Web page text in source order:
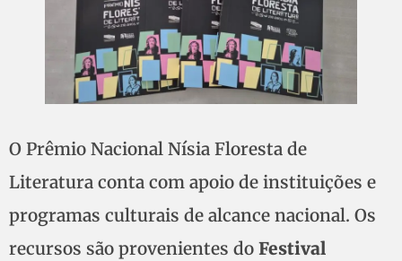
O Prêmio Nacional Nísia Floresta de
Literatura conta com apoio de instituições e
programas culturais de alcance nacional. Os
recursos são provenientes do Festival